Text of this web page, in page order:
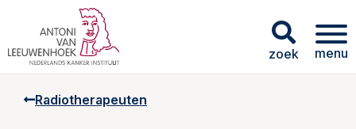
zoek menu
Radiotherapeuten